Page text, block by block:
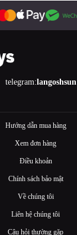
telegram:langoshsun
Hướng dẫn mua hàng
Xem đơn hàng
Điều khoản
Chính sách bảo mật
Về chúng tôi
Liên hệ chúng tôi
Câu hỏi thường gặp